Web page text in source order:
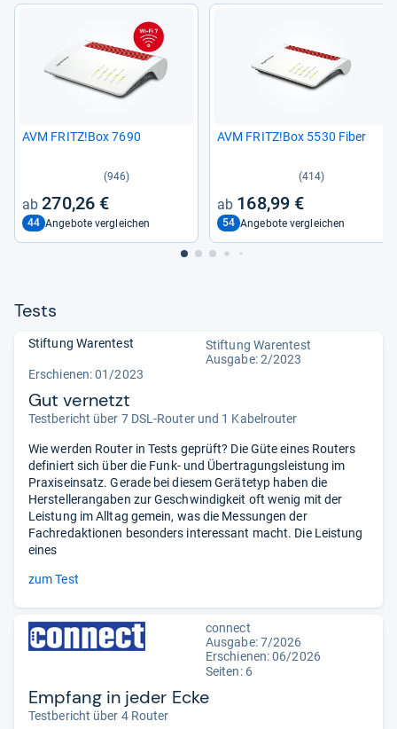
AVM FRITZ!Box 7690
(946)
270,26 €
44 Angebote vergleichen
AVM FRITZ!Box 5530 Fiber
(414)
168,99 €
54 Angebote vergleichen
Tests
Stiftung Warentest
Stiftung Warentest
Ausgabe: 2/2023
Erschienen: 01/2023
Gut vernetzt
Testbericht über 7 DSL-Router und 1 Kabelrouter
Wie werden Router in Tests geprüft? Die Güte eines Routers
definiert sich über die Funk- und Übertragungsleistung im
Praxiseinsatz. Gerade bei diesem Gerätetyp haben die
Herstellerangaben zur Geschwindigkeit oft wenig mit der
Leistung im Alltag gemein, was die Messungen der
Fachredaktionen besonders interessant macht. Die Leistung
eines
zum Test
connect
Ausgabe: 7/2026
Erschienen:06/2026
Seiten: 6
Empfang in jeder Ecke
Testbericht über 4 Router